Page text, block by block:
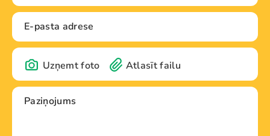
Uzņemt foto Atlasīt failu